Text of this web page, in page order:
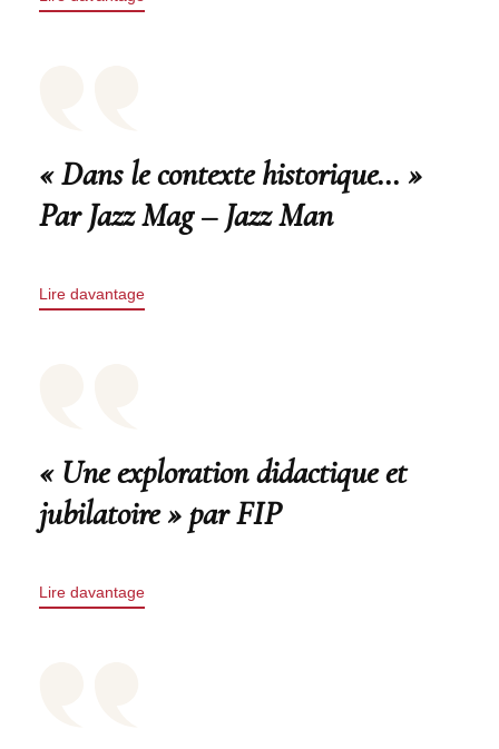
« Dans le contexte historique… »
Par Jazz Mag – Jazz Man
Lire davantage
« Une exploration didactique et
jubilatoire » par FIP
Lire davantage